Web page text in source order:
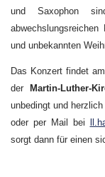
und Saxophon
und unbekannten
Das Konzert findet am
der Martin-Luther-
unbedingt und
oder per Mail bei
sorgt dann für einen